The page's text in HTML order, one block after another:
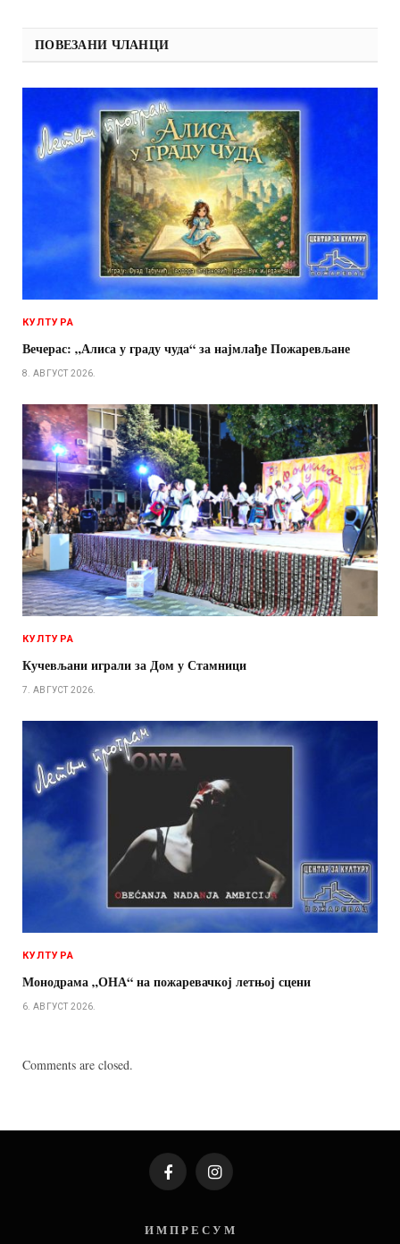
ПОВЕЗАНИ ЧЛАНЦИ
КУЛТУРА
Вечерас: „Алиса у граду чуда“ за најмлађе Пожаревљане
8. АВГУСТ 2026.
КУЛТУРА
Кучевљани играли за Дом у Стамници
7. АВГУСТ 2026.
КУЛТУРА
Монодрама „ОНА“ на пожаревачкој летњој сцени
6. АВГУСТ 2026.
Comments are closed.
FacebookInstagram
И М П Р Е С У М